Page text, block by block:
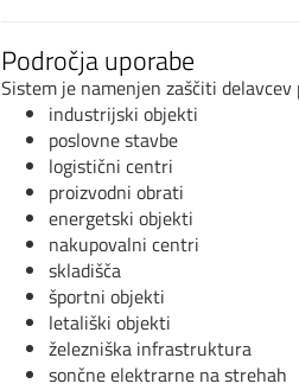
Področja uporabe
Sistem je namenjen zaščiti
industrijski objekti
poslovne stavbe
logistični centri
proizvodni obrati
energetski objekti
nakupovalni centri
skladišča
športni objekti
letališki objekti
železniška infrastruktura
sončne elektrarne na strehah